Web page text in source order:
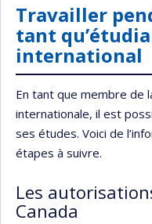
Travailler
tant
international
En tant que membre de
internationale, il est
ses études. Voici de
étapes à suivre.
Les
Canada